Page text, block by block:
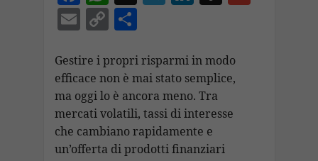
ac
e
b
o
o
k
h
at
s
A
p
p
gr
a
m
e
dI
n
p
c
h
E
ai
l
C
p
y
Li
n
C
n
di
vi
di
Gestire i propri risparmi in modo
efficace non è mai stato semplice,
ma oggi lo è ancora meno. Tra
mercati volatili, tassi di interesse
che cambiano rapidamente e
un’offerta di prodotti finanziari